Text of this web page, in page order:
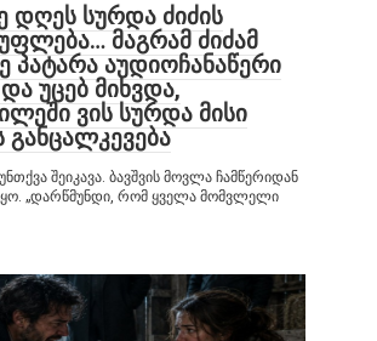
დღეს სურდა ძიძის
მაგრამ ძიძამ
პატარა აუდიოჩანაწერი
უცებ მიხვდა,
ვის სურდა მისი
განცალკევება
შეიკავა. ბავშვის მოვლა ჩამწერიდან
„დარწმუნდი, რომ ყველა მომვლელი